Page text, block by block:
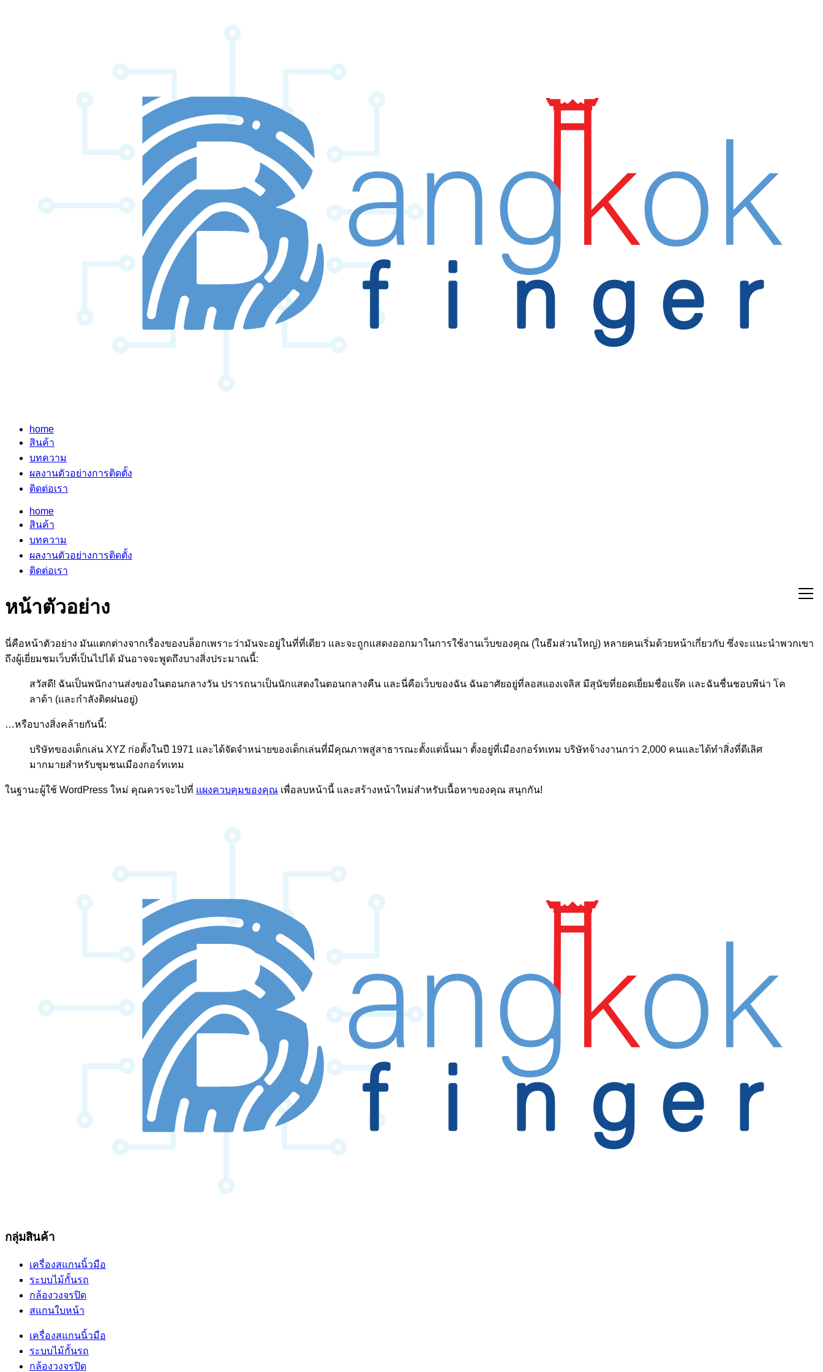
home
สินค้า
บทความ
ผลงานตัวอย่างการติดตั้ง
ติดต่อเรา
home
สินค้า
บทความ
ผลงานตัวอย่างการติดตั้ง
ติดต่อเรา
หน้าตัวอย่าง
นี่คือหน้าตัวอย่าง มันแตกต่างจากเรื่องของบล็อกเพราะว่ามันจะอยู่ในที่ที่เดียว และจะถูกแสดงออกมาในการใช้งานเว็บของคุณ (ในธีมส่วนใหญ่) หลายคนเริ่มด้วยหน้าเกี่ยวกับ ซึ่งจะแนะนำพวกเขา
ถึงผู้เยี่ยมชมเว็บที่เป็นไปได้ มันอาจจะพูดถึงบางสิ่งประมาณนี้:
สวัสดี! ฉันเป็นพนักงานส่งของในตอนกลางวัน ปรารถนาเป็นนักแสดงในตอนกลางคืน และนี่คือเว็บของฉัน ฉันอาศัยอยู่ที่ลอสแองเจลิส มีสุนัขที่ยอดเยี่ยมชื่อแจ๊ค และฉันชื่นชอบพีน่า โค
ลาด้า (และกำลังติดฝนอยู่)
…หรือบางสิ่งคล้ายกันนี้:
บริษัทของเด็กเล่น XYZ ก่อตั้งในปี 1971 และได้จัดจำหน่ายของเด็กเล่นที่มีคุณภาพสู่สาธารณะตั้งแต่นั้นมา ตั้งอยู่ที่เมืองกอร์ทเทม บริษัทจ้างงานกว่า 2,000 คนและได้ทำสิ่งที่ดีเลิศ
มากมายสำหรับชุมชนเมืองกอร์ทเทม
ในฐานะผู้ใช้ WordPress ใหม่ คุณควรจะไปที่ แผงควบคุมของคุณ เพื่อลบหน้านี้ และสร้างหน้าใหม่สำหรับเนื้อหาของคุณ สนุกกัน!
กลุ่มสินค้า
เครื่องสแกนนิ้วมือ
ระบบไม้กั้นรถ
กล้องวงจรปิด
สแกนใบหน้า
เครื่องสแกนนิ้วมือ
ระบบไม้กั้นรถ
กล้องวงจรปิด